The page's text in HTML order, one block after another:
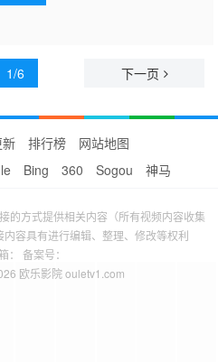
1/6 下一页
排行榜
网站地图
Bing 360 Sogou 神马
的方式提供相关内容（所有视频内容收集
容具有进行编辑、整理、修改等权利
： 备案号：
欧乐影院 ouletv1.com